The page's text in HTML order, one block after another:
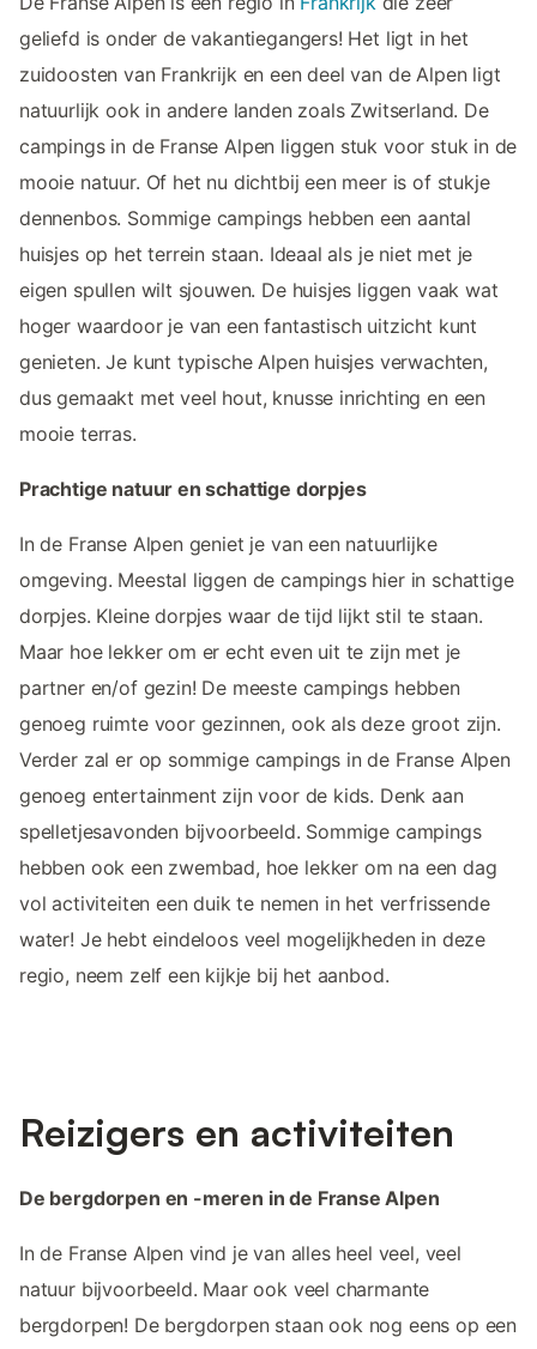
geliefd is onder de vakantiegangers! Het ligt in het
zuidoosten van Frankrijk en een deel van de Alpen ligt
natuurlijk ook in andere landen zoals Zwitserland. De
campings in de Franse Alpen liggen stuk voor stuk in de
mooie natuur. Of het nu dichtbij een meer is of stukje
dennenbos. Sommige campings hebben een aantal
huisjes op het terrein staan. Ideaal als je niet met je
eigen spullen wilt sjouwen. De huisjes liggen vaak wat
hoger waardoor je van een fantastisch uitzicht kunt
genieten. Je kunt typische Alpen huisjes verwachten,
dus gemaakt met veel hout, knusse inrichting en een
mooie terras.
Prachtige natuur en schattige dorpjes
In de Franse Alpen geniet je van een natuurlijke
omgeving. Meestal liggen de campings hier in schattige
dorpjes. Kleine dorpjes waar de tijd lijkt stil te staan.
Maar hoe lekker om er echt even uit te zijn met je
partner en/of gezin! De meeste campings hebben
genoeg ruimte voor gezinnen, ook als deze groot zijn.
Verder zal er op sommige campings in de Franse Alpen
genoeg entertainment zijn voor de kids. Denk aan
spelletjesavonden bijvoorbeeld. Sommige campings
hebben ook een zwembad, hoe lekker om na een dag
vol activiteiten een duik te nemen in het verfrissende
water! Je hebt eindeloos veel mogelijkheden in deze
regio, neem zelf een kijkje bij het aanbod.
Reizigers en activiteiten
De bergdorpen en -meren in de Franse Alpen
In de Franse Alpen vind je van alles heel veel, veel
natuur bijvoorbeeld. Maar ook veel charmante
bergdorpen! De bergdorpen staan ook nog eens op een